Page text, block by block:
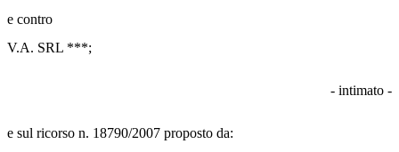
e contro
V.A. SRL ***;
- intimato -
e sul ricorso n. 18790/2007 proposto da: